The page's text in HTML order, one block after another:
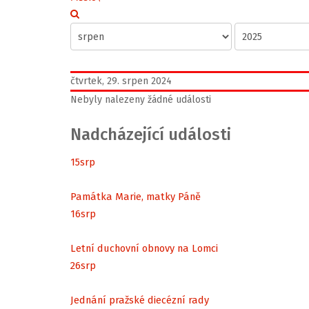
čtvrtek, 29. srpen 2024
Nebyly nalezeny žádné události
Nadcházející události
15srp
Památka Marie, matky Páně
16srp
Letní duchovní obnovy na Lomci
26srp
Jednání pražské diecézní rady